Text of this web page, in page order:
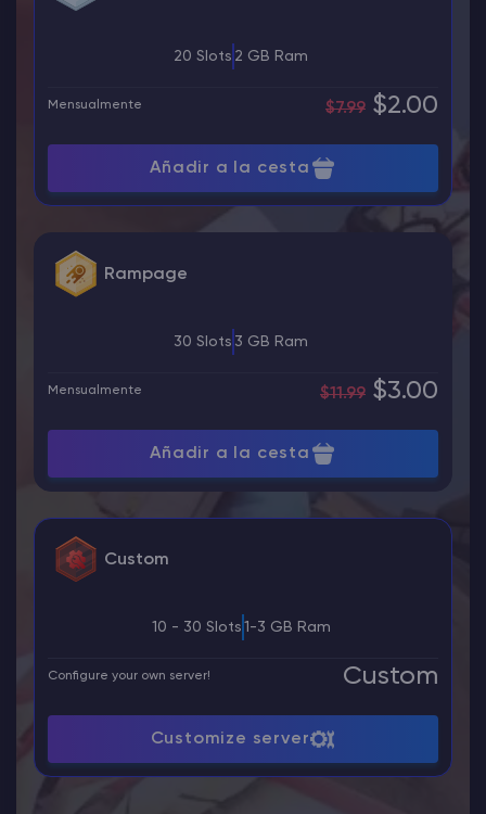
20 Slots 2 GB Ram
Mensualmente $7.99 $2.00
Añadir a la cesta
Rampage
30 Slots 3 GB Ram
Mensualmente $11.99 $3.00
Añadir a la cesta
Custom
10 - 30 Slots 1-3 GB Ram
Configure your own server! Custom
Customize server